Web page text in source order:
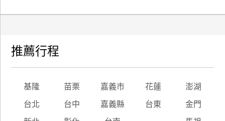
推薦行程
基隆 苗栗 嘉義市 花蓮 澎湖
台北 台中 嘉義縣 台東 金門